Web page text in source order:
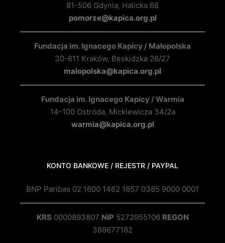
81-506 Gdynia, Halicka 68
pomorze@kapica.org.pl
Fundacja im. Ignacego Kapicy / Małopolska
30-611 Kraków, Beskidzka 26/27
malopolska@kapica.org.pl
Fundacja im. Ignacego Kapicy / Warmia
14-100 Ostróda, Mickiewicza 34/2a
warmia@kapica.org.pl
KONTO BANKOWE / REJESTR / PAYPAL
BNP Paribas 02 1600 1462 1857 0385 9000 0001
KRS 0000893807 NIP 5272955106 REGON
388677182